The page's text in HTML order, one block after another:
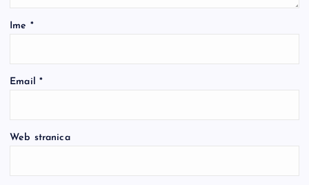
Ime *
Email *
Web stranica